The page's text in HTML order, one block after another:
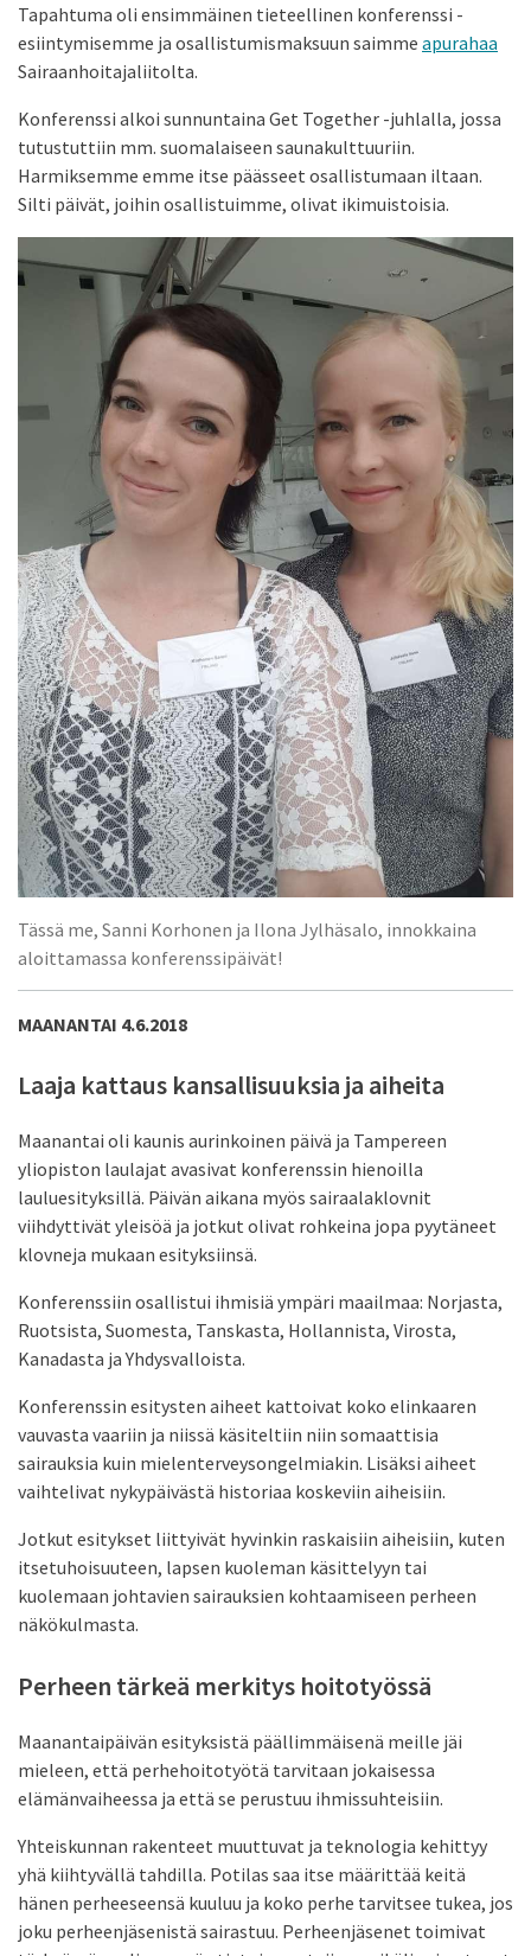
Tapahtuma oli ensimmäinen tieteellinen konferenssi -
esiintymisemme ja osallistumismaksuun saimme apurahaa
Sairaanhoitajaliitolta.
Konferenssi alkoi sunnuntaina Get Together -juhlalla, jossa
tutustuttiin mm. suomalaiseen saunakulttuuriin.
Harmiksemme emme itse päässeet osallistumaan iltaan.
Silti päivät, joihin osallistuimme, olivat ikimuistoisia.
Tässä me, Sanni Korhonen ja Ilona Jylhäsalo, innokkaina
aloittamassa konferenssipäivät!
MAANANTAI 4.6.2018
Laaja kattaus kansallisuuksia ja aiheita
Maanantai oli kaunis aurinkoinen päivä ja Tampereen
yliopiston laulajat avasivat konferenssin hienoilla
lauluesityksillä. Päivän aikana myös sairaalaklovnit
viihdyttivät yleisöä ja jotkut olivat rohkeina jopa pyytäneet
klovneja mukaan esityksiinsä.
Konferenssiin osallistui ihmisiä ympäri maailmaa: Norjasta,
Ruotsista, Suomesta, Tanskasta, Hollannista, Virosta,
Kanadasta ja Yhdysvalloista.
Konferenssin esitysten aiheet kattoivat koko elinkaaren
vauvasta vaariin ja niissä käsiteltiin niin somaattisia
sairauksia kuin mielenterveysongelmiakin. Lisäksi aiheet
vaihtelivat nykypäivästä historiaa koskeviin aiheisiin.
Jotkut esitykset liittyivät hyvinkin raskaisiin aiheisiin, kuten
itsetuhoisuuteen, lapsen kuoleman käsittelyyn tai
kuolemaan johtavien sairauksien kohtaamiseen perheen
näkökulmasta.
Perheen tärkeä merkitys hoitotyössä
Maanantaipäivän esityksistä päällimmäisenä meille jäi
mieleen, että perhehoitotyötä tarvitaan jokaisessa
elämänvaiheessa ja että se perustuu ihmissuhteisiin.
Yhteiskunnan rakenteet muuttuvat ja teknologia kehittyy
yhä kiihtyvällä tahdilla. Potilas saa itse määrittää keitä
hänen perheeseensä kuuluu ja koko perhe tarvitsee tukea, jos
joku perheenjäsenistä sairastuu. Perheenjäsenet toimivat